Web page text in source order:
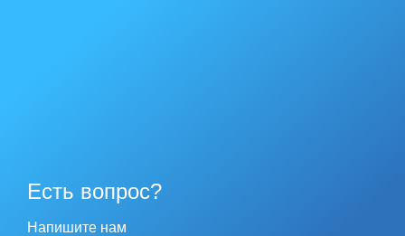
Есть вопрос?
Напишите нам